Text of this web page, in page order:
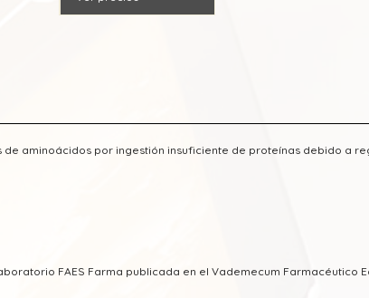
de aminoácidos por ingestión insuficiente de proteínas debido a
FAES Farma publicada en el Vademecum Farmacéutico